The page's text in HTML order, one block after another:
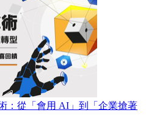
：​從「會用 AI」到「企業搶著